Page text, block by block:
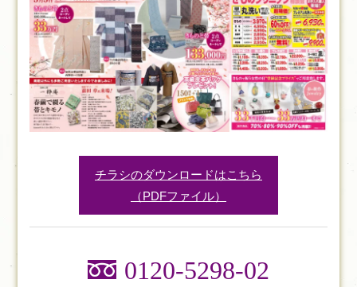
チラシのダウンロードはこちら
（PDFファイル）
0120-5298-02